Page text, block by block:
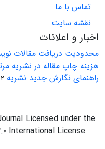
تماس با ما
نقشه سایت
اخبار و اعلانات
محدودیت دریافت مقالات
هزینه چاپ مقاله در نشریه
راهنمای نگارش جدید نشریه
Licensed under the
International License